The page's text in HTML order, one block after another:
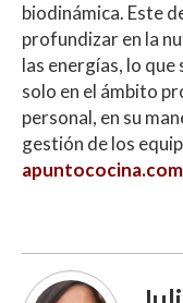
biodinámica. Este
profundizar en la
las energías, lo
solo en el ámbito
personal, en su
gestión de los
apuntococina.com